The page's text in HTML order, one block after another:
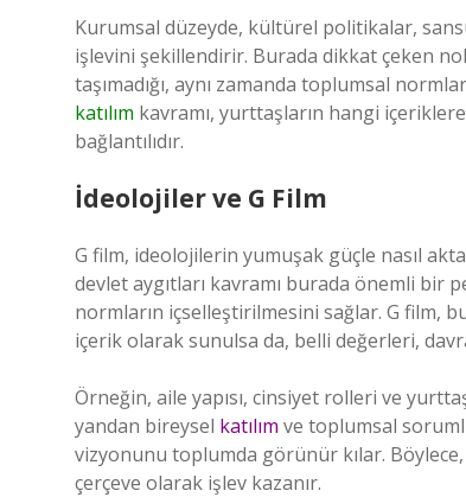
Kurumsal düzeyde, kültürel politikalar,
işlevini şekillendirir. Burada dikkat çeken
taşımadığı, aynı zamanda toplumsal
katılım kavramı, yurttaşların hangi
bağlantılıdır.
İdeolojiler ve G Film
G film, ideolojilerin yumuşak güçle nasıl
devlet aygıtları kavramı burada önemli
normların içselleştirilmesini sağlar. G film,
içerik olarak sunulsa da, belli değerleri,
Örneğin, aile yapısı, cinsiyet rolleri ve
yandan bireysel katılım ve toplumsal
vizyonunu toplumda görünür kılar.
çerçeve olarak işlev kazanır.